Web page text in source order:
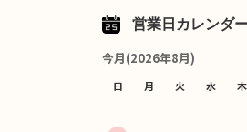
営業日カレンダ
今月(2026年8月)
日 月 火 水 木